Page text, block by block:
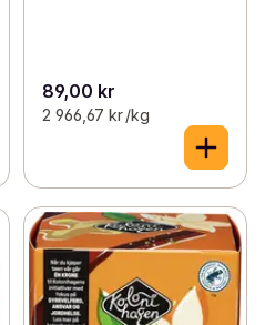
89,00 kr
2 966,67 kr /kg